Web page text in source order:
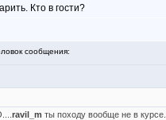
Кто в гости?
сообщения:
ravil_m ты походу вообще не в